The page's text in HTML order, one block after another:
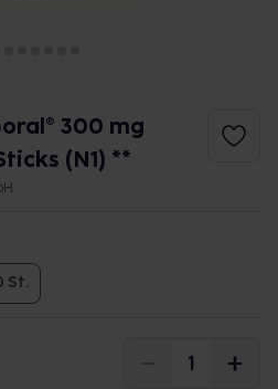
300 mg
(N1) **
St.